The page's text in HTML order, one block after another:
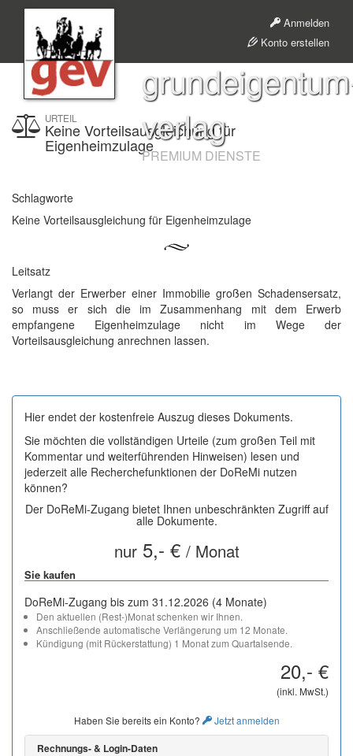
Anmelden
Konto erstellen
verlag
PREMIUM DIENSTE
URTEIL
Keine Vorteilsausgleichung für
Eigenheimzulage
Schlagworte
Keine Vorteilsausgleichung für Eigenheimzulage
Leitsatz
Verlangt der Erwerber einer Immobilie großen Schadensersatz,
so muss er sich die im Zusammenhang mit dem Erwerb
empfangene Eigenheimzulage nicht im Wege der
Vorteilsausgleichung anrechnen lassen.
Hier endet der kostenfreie Auszug dieses Dokuments.
Sie möchten die vollständigen Urteile (zum großen Teil mit
Kommentar und weiterführenden Hinweisen) lesen und
jederzeit alle Recherchefunktionen der DoReMi nutzen
können?
Der DoReMi-Zugang bietet Ihnen unbeschränkten Zugriff auf
alle Dokumente.
nur5,- € / Monat
Sie kaufen
DoReMi-Zugang bis zum 31.12.2026 (4 Monate)
Den aktuellen (Rest-)Monat schenken wir Ihnen.
Anschließende automatische Verlängerung um 12 Monate.
Kündigung (mit Rückerstattung) 1 Monat zum Quartalsende.
20,- €
(inkl. MwSt.)
Haben Sie bereits ein Konto? Jetzt anmelden
Rechnungs- & Login-Daten